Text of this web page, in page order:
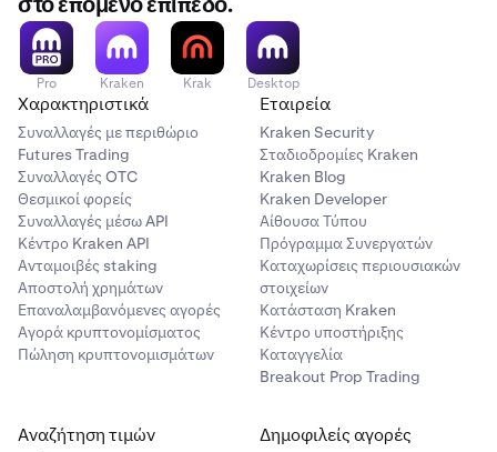
στο επόμενο επίπεδο.
Pro Kraken Krak Desktop
Χαρακτηριστικά
Συναλλαγές με περιθώριο
Futures Trading
Συναλλαγές OTC
Θεσμικοί φορείς
Συναλλαγές μέσω API
Κέντρο Kraken API
Ανταμοιβές staking
Αποστολή χρημάτων
Επαναλαμβανόμενες αγορές
Αγορά κρυπτονομίσματος
Πώληση κρυπτονομισμάτων
Εταιρεία
Kraken Security
Σταδιοδρομίες Kraken
Kraken Blog
Kraken Developer
Αίθουσα Τύπου
Πρόγραμμα Συνεργατών
Καταχωρίσεις περιουσιακών
στοιχείων
Κατάσταση Kraken
Κέντρο υποστήριξης
Καταγγελία
Breakout Prop Trading
Αναζήτηση τιμών Δημοφιλείς αγορές